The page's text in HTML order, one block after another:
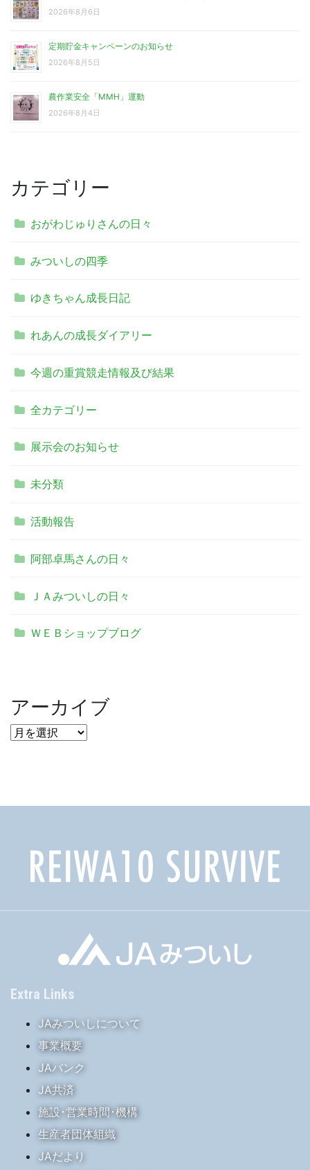
2026年8月6日
定期貯金キャンペーンのお知らせ
2026年8月5日
農作業安全「MMH」運動
2026年8月4日
カテゴリー
おがわじゅりさんの日々
みついしの四季
ゆきちゃん成長日記
れあんの成長ダイアリー
今週の重賞競走情報及び結果
全カテゴリー
展示会のお知らせ
未分類
活動報告
阿部卓馬さんの日々
ＪＡみついしの日々
ＷＥＢショップブログ
アーカイブ
ア
Extra Links
JAみついしについて
事業概要
JAバンク
JA共済
施設･営業時間･機構
生産者団体組織
JAだより